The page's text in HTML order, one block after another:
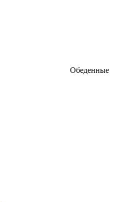
Обеденные